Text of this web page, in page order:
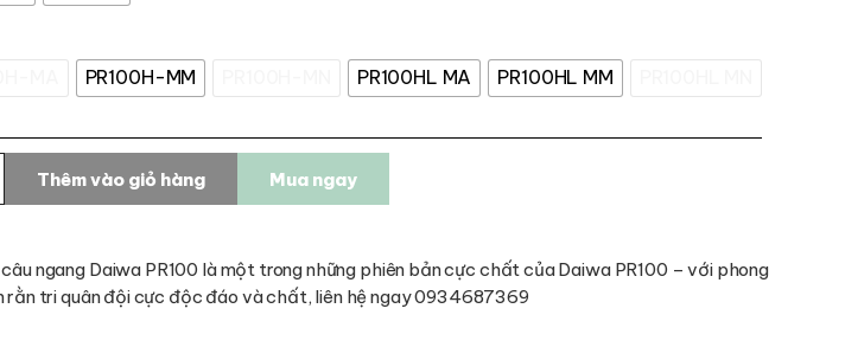
PR100H-MM PR100HL MA PR100HL MM
Thêm vào giỏ hàng Mua ngay
ngang Daiwa PR100 là một trong những phiên bản cực chất của Daiwa PR100 – với phong
rằn tri quân đội cực độc đáo và chất, liên hệ ngay 0934687369